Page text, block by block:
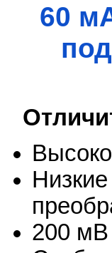
60
200 мВ